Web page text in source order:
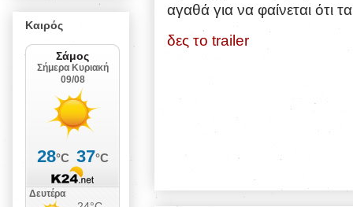
αγαθά για να φαίνεται ότι
δες το trailer
Καιρός